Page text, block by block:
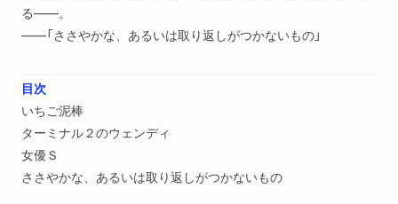
る――。
――「ささやかな、あるいは取り返しがつかないもの」
目次
いちご泥棒
ターミナル２のウェンディ
女優Ｓ
ささやかな、あるいは取り返しがつかないもの